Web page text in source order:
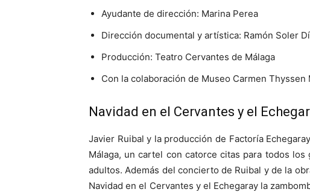
Ayudante de dirección: Marina Perea
Dirección documental y artística: Ramón Soler
Producción: Teatro Cervantes de Málaga
Con la colaboración de Museo Carmen Thyssen
Navidad en el Cervantes y el
Javier Ruibal y la producción de Factoría Echegaray
Málaga, un cartel con catorce citas para todos
adultos. Además del concierto de Ruibal y de la
Navidad en el Cervantes y el Echegaray la